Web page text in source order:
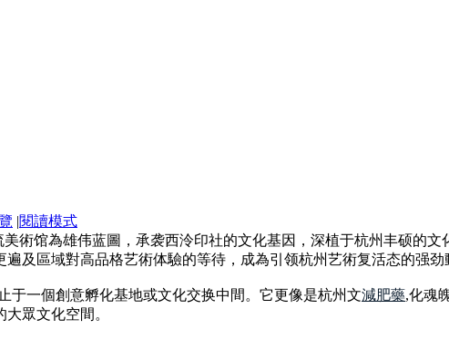
|閱讀模式
術馆為雄伟蓝圖，承袭西泠印社的文化基因，深植于杭州丰硕的
及區域對高品格艺術体驗的等待，成為引领杭州艺術复活态的强劲
于一個創意孵化基地或文化交换中間。它更像是杭州文減肥藥,化魂
眾文化空間。